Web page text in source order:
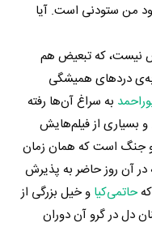
من ستودنی است. آیا
نیست، که تبعیض هم
دردهای همیشگی
به سراغ آن‌ها رفته
و بسیاری از فیلم‌هایش
و جنگ است که همان زمان
در آن روز حاضر به پذیرش
حاتمی‌کیا و خیل بزرگی از
دل در گرو آن دوران